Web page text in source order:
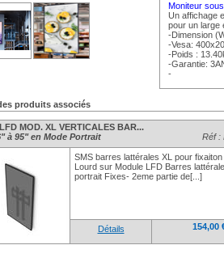
Moniteur
Un affichage
pour un large
-Dimension
-Vesa:
-Poids :
-Garantie:
-
produits associés
MOD. XL VERTICALES BAR...
à 95" en Mode Portrait
Réf :
SMS barres lattérales XL pour
Lourd sur Module LFD Barres
portrait Fixes- 2eme partie de[...]
Détails 154,00